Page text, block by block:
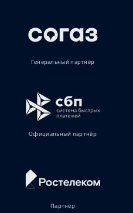
Генеральный партнёр
Официальный партнёр
Партнёр